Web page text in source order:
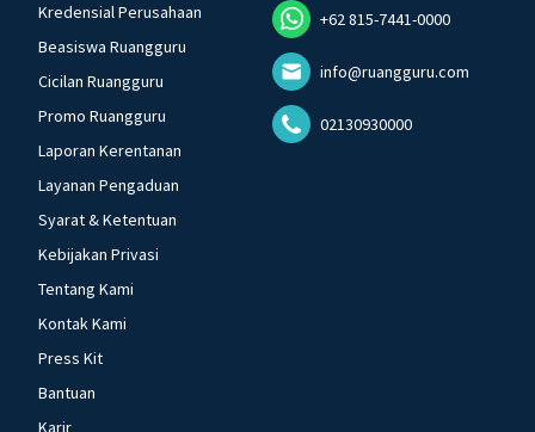
Kredensial Perusahaan
Beasiswa Ruangguru
Cicilan Ruangguru
Promo Ruangguru
Laporan Kerentanan
Layanan Pengaduan
Syarat & Ketentuan
Kebijakan Privasi
Tentang Kami
Kontak Kami
Press Kit
Bantuan
Karir
+62 815-7441-0000
info@ruangguru.com
02130930000